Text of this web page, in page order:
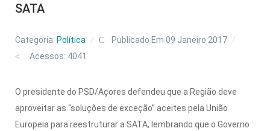
SATA
Categoria: Política
Publicado Em 09 Janeiro 2017
Acessos: 4041
O presidente do PSD/Açores defendeu que a Região deve
aproveitar as “soluções de exceção” aceites pela União
Europeia para reestruturar a SATA, lembrando que o Governo